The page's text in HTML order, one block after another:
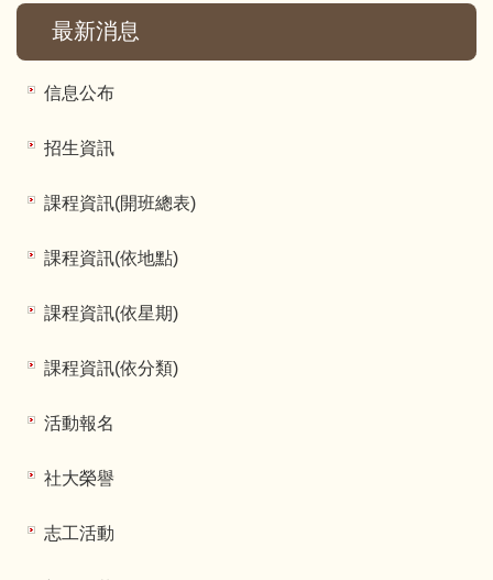
最新消息
信息公布
招生資訊
課程資訊(開班總表)
課程資訊(依地點)
課程資訊(依星期)
課程資訊(依分類)
活動報名
社大榮譽
志工活動